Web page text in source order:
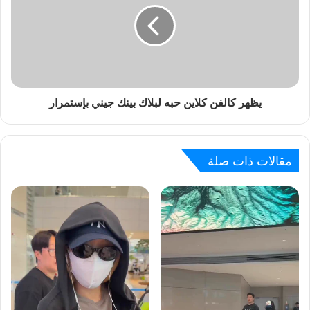
يظهر كالفن كلاين حبه لبلاك بينك جيني بإستمرار
مقالات ذات صلة